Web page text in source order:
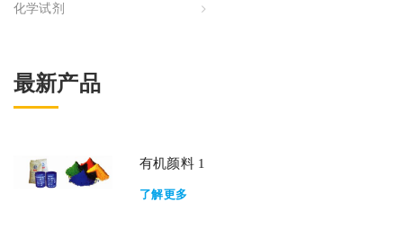
化学试剂
最新产品
有机颜料 1
了解更多